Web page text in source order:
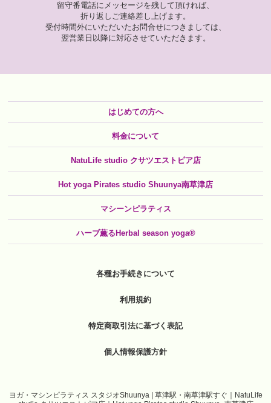
留守番電話にメッセージを残して頂ければ、
折り返しご連絡差し上げます。
受付時間外にいただいたお問合せにつきましては、
翌営業日以降に対応させていただきます。
はじめての方へ
料金について
NatuLife studio クサツエストピア店
Hot yoga Pirates studio Shuunya南草津店
マシーンピラティス
ハーブ薫るHerbal season yoga®
各種お手続きについて
利用規約
特定商取引法に基づく表記
個人情報保護方針
ヨガ・マシンピラティス スタジオShuunya | 草津駅・南草津駅すぐ｜NatuLife